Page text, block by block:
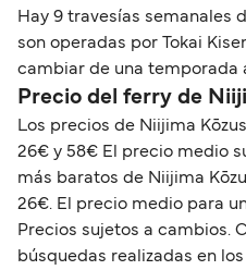
Hay 9 travesías semanales
son operadas por Tokai
cambiar de una temporada
Precio del ferry de
Los precios de Niijima
26€ y 58€ El precio medio
más baratos de Niijima
26€. El precio medio para
Precios sujetos a cambios.
búsquedas realizadas en